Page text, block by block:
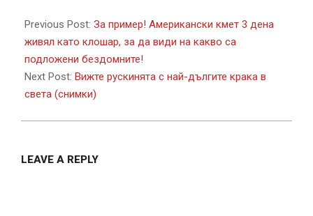
08-
24
Previous Post: За пример! Американски кмет 3 дена
живял като клошар, за да види на какво са
подложени бездомните!
Next Post: Вижте рускинята с най-дългите крака в
света (снимки)
LEAVE A REPLY